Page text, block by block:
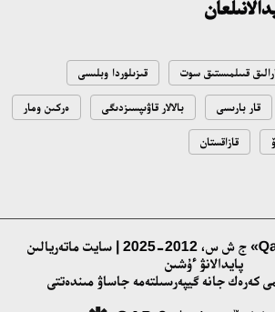
يننوۆاسيالىق تاسىلدەرى ەنگىزىلەدى
قاتەرلەرى جانە ۇلتتىق مۇددەنى قورعاۋ
بيزنەسىن دوڭگەلەتىپ وتىرعاندارعا باقىلاۋ
قىىلمىستىق سوت قىزىلوردا وبلىسى
قار بارىسى بالالار قاۋىپسىزدىگى ەركىن ومار
قازاقستان
© «Qamshy Media» ج ش س، 2012-2025 | سايت ماتەريالىن
پايدالانۋ ءۇشىن
كەرەك جانە گيپەرسىلتەمە جاساۋ مىندەتتى